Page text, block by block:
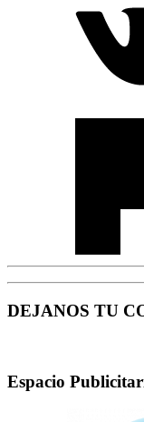
DEJANOS TU
Espacio